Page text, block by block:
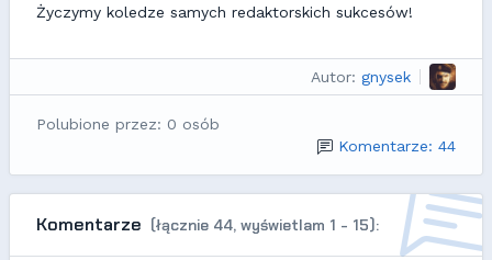
Życzymy koledze samych redaktorskich sukcesów!
Autor: gnysek
Polubione przez: 0 osób
Komentarze: 44
Komentarze (łącznie 44, wyświetlam 1 - 15):